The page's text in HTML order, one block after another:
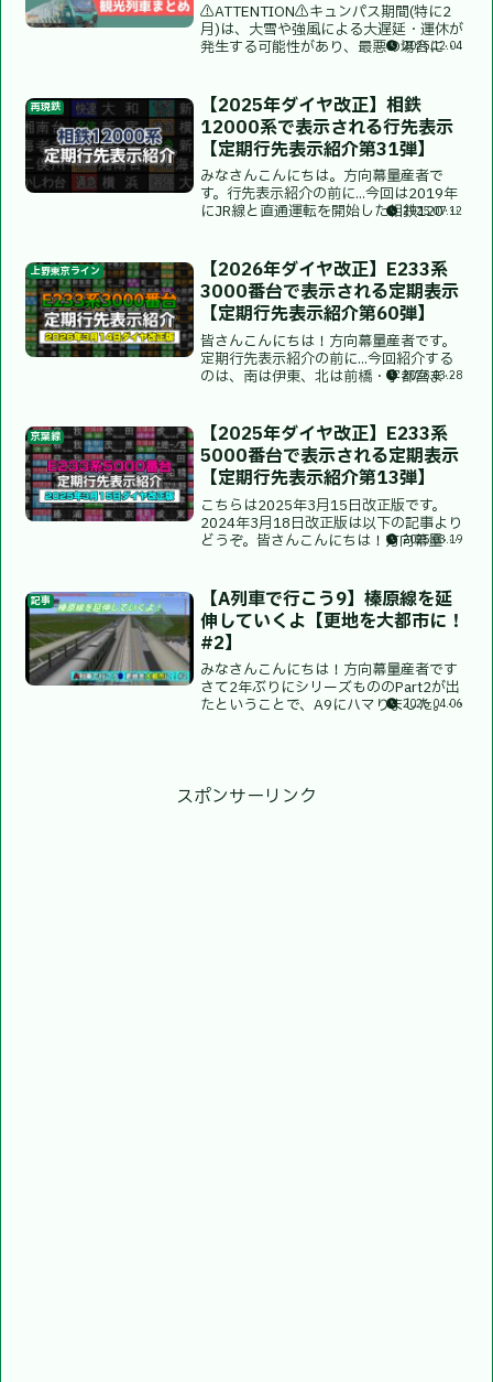
⚠️ATTENTION⚠️キュンパス期間(特に2
月)は、大雪や強風による大遅延・運休が
発生する可能性があり、最悪の場合には
ますことをおすすめします。キュンパス
とは？2/...
2025.12.04
再現鉄
【2025年ダイヤ改正】相鉄
12000系で表示される行先表示
【定期行先表示紹介第31弾】
みなさんこんにちは。方向幕量産者で
す。行先表示紹介の前に...今回は2019年
にJR線と直通運転を開始した相鉄12000
す。本数については、運転本数の少ない
一部の...
2025.07.12
上野東京ライン
【2026年ダイヤ改正】E233系
3000番台で表示される定期表示
【定期行先表示紹介第60弾】
皆さんこんにちは！方向幕量産者です。
定期行先表示紹介の前に...今回紹介する
のは、南は伊東、北は前橋・宇都宮まで
いては、本数の少ない一部の行先のみ記
載して...
2026.03.28
京葉線
【2025年ダイヤ改正】E233系
5000番台で表示される定期表示
【定期行先表示紹介第13弾】
こちらは2025年3月15日改正版です。
2024年3月18日改正版は以下の記事より
どうぞ。皆さんこんにちは！方向幕量産
県を騒がせたE233系5000番台です。ダ
イヤ...
2025.03.19
記事
【A列車で行こう9】榛原線を延
伸していくよ【更地を大都市に！
#2】
みなさんこんにちは！方向幕量産者です
さて2年ぶりにシリーズもののPart2が出
たということで、A9にハマりました。そ
2026.04.06
スポンサーリンク